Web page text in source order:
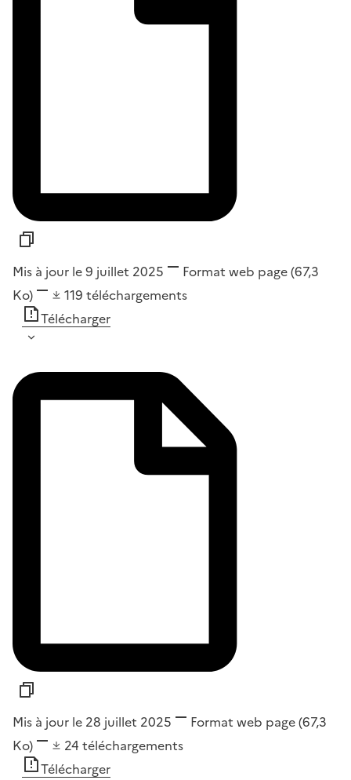
Mis à jour le 9 juillet 2025 Format web page(67,3
Ko)
119 téléchargements
Télécharger
Mis à jour le 28 juillet 2025 Format web page(67,3
Ko)
24 téléchargements
Télécharger